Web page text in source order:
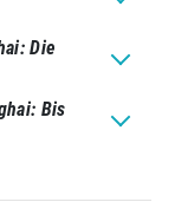
Die
Bis